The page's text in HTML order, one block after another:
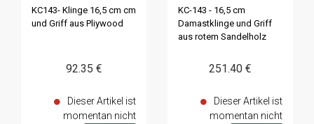
KC143- Klinge 16,5 cm cm
und Griff aus Pliywood
92.35 €
Dieser Artikel ist
momentan nicht
KC-143 - 16,5 cm
Damastklinge und Griff
aus rotem Sandelholz
251.40 €
Dieser Artikel ist
momentan nicht